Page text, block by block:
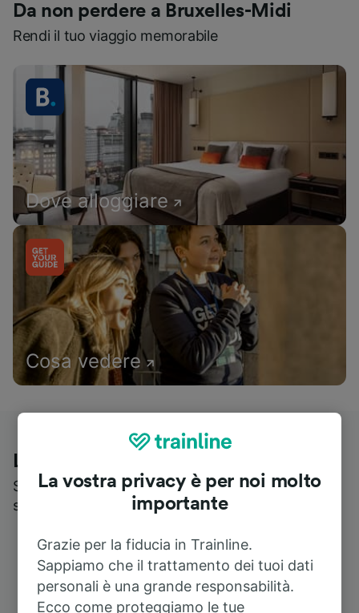
Da non perdere a Bruxelles-Midi
Rendi il tuo viaggio memorabile
Dove alloggiare
Cosa vedere
Le recensioni dei nostri viaggiatori
Scopri cosa pensa realmente chi utilizza i nostri
servizi
La vostra privacy è per noi molto
importante
Grazie per la fiducia in Trainline.
Sappiamo che il trattamento dei tuoi dati
personali è una grande responsabilità.
Ecco come proteggiamo le tue